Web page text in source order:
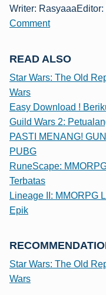
Writer: Rasyaaa
Comment
READ ALSO
Star Wars: The Old
Wars
Easy Download !
Guild Wars 2:
PASTI MENANG!
PUBG
RuneScape:
Terbatas
Lineage II: MMORPG
Epik
Star Wars: The Old
Wars